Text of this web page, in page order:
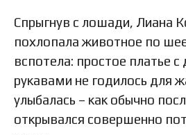
Спрыгнув с лошади, Лиана
похлопала животное по
вспотела: простое платье
рукавами не годилось для
улыбалась – как обычно
открывался совершенно